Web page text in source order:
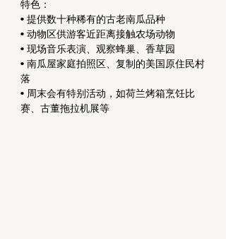
特色：
• 提供数十种稀有的古老南瓜品种
• 动物区供游客近距离接触农场动物
• 现场音乐表演、观察蜂巢、香草园
• 南瓜屋家庭拍照区、复制的美国原住民村
落
• 周末会有特别活动，如荷兰烤箱烹饪比
赛、古董拖拉机展等